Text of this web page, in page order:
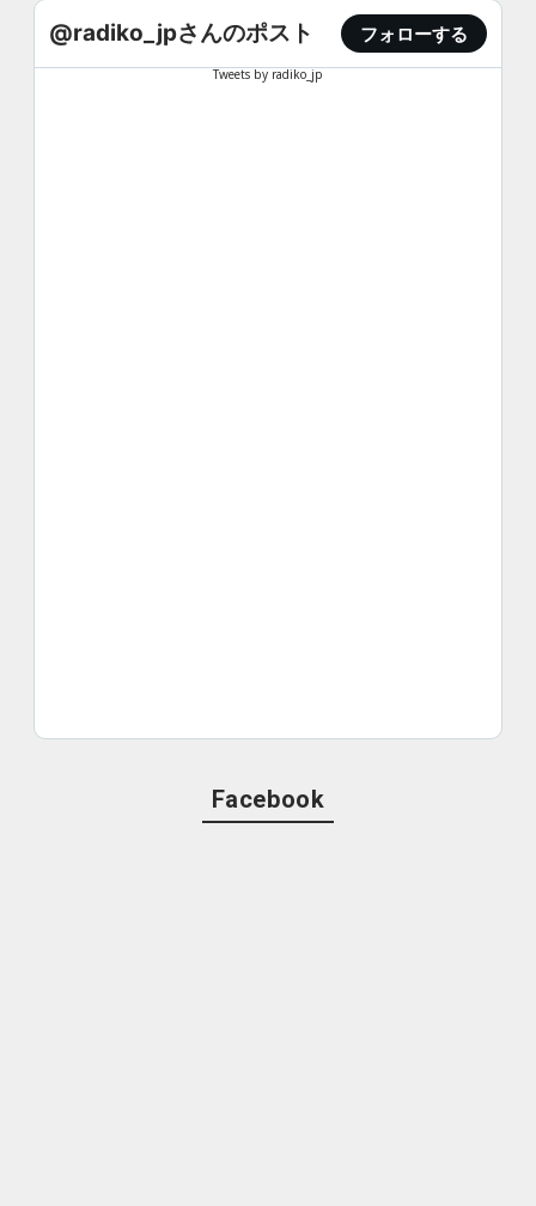
@radiko_jpさんのポスト フォローする
Tweets by radiko_jp
Facebook